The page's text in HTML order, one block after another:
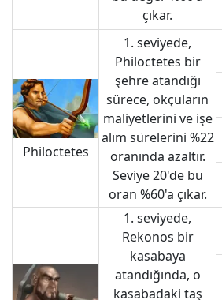
çıkar.
Philoctetes
1. seviyede,
Philoctetes bir
şehre atandığı
sürece, okçuların
maliyetlerini ve işe
alım sürelerini %22
oranında azaltır.
Seviye 20'de bu
oran %60'a çıkar.
1. seviyede,
Rekonos bir
kasabaya
atandığında, o
kasabadaki taş